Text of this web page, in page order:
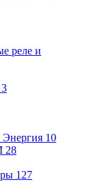
реле и
3
10
28
127